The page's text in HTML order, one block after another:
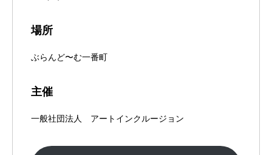
場所
ぶらんど〜む一番町
主催
一般社団法人 アートインクルージョン